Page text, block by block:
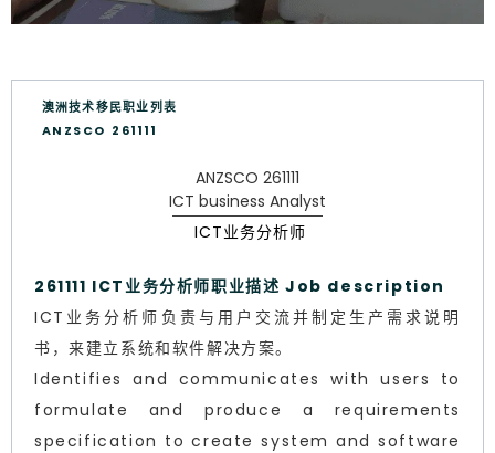
澳洲技术移民职业列表
ANZSCO 261111
ANZSCO 261111
ICT business Analyst
ICT业务分析师
261111 ICT业务分析师职业描述 Job description
ICT业务分析师负责与用户交流并制定生产需求说明
书，来建立系统和软件解决方案。
Identifies and communicates with users to
formulate and produce a requirements
specification to create system and software